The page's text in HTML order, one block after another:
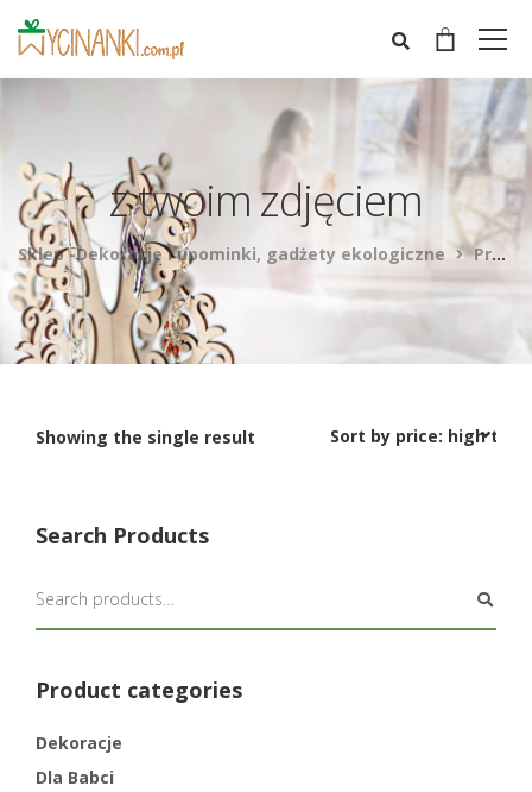
z twoim zdjęciem
Sklep -Dekoracje i upominki, gadżety ekologiczne Products
Showing the single result
Search Products
Product categories
Dekoracje
Dla Babci